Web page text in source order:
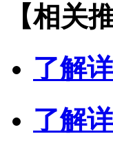
【相关
了解
了解